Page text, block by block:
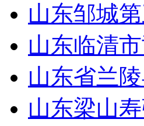
山东邹城
山东临清
山东省兰
山东梁山